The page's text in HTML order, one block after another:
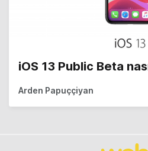
iOS 13 Public Beta
Arden Papuççiyan